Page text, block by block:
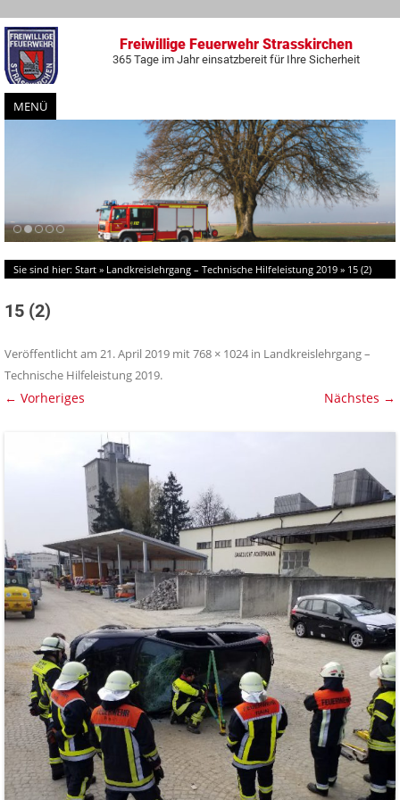
Freiwillige Feuerwehr Strasskirchen
365 Tage im Jahr einsatzbereit für Ihre Sicherheit
MENÜ
Zum
Inhalt
springen
Sie sind hier: Start » Landkreislehrgang – Technische Hilfeleistung 2019 » 15 (2)
15 (2)
Veröffentlicht am 21. April 2019 mit768 × 1024 in Landkreislehrgang –
Technische Hilfeleistung 2019.
← Vorheriges Nächstes →